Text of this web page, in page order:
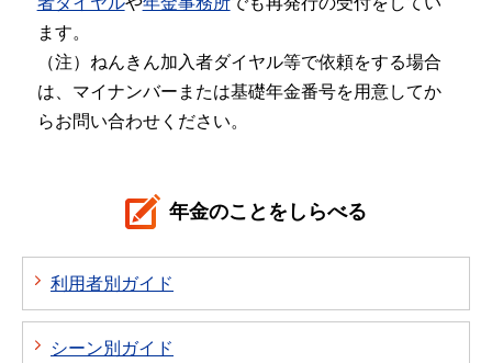
ます。
（注）ねんきん加入者ダイヤル等で依頼をする場合
は、マイナンバーまたは基礎年金番号を用意してか
らお問い合わせください。
年金のことをしらべる
利用者別ガイド
シーン別ガイド